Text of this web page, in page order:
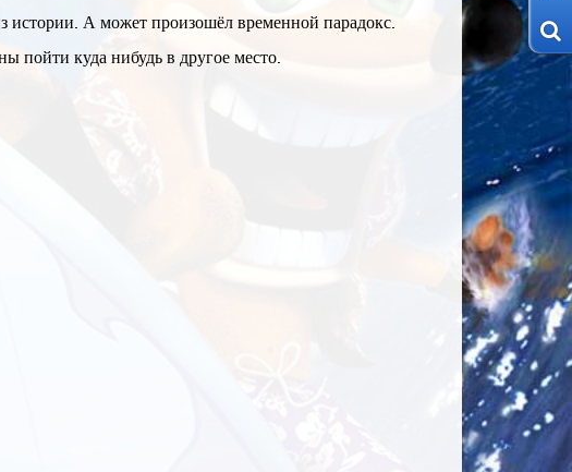
истории. А может произошёл временной парадокс.
пойти куда нибудь в другое место.